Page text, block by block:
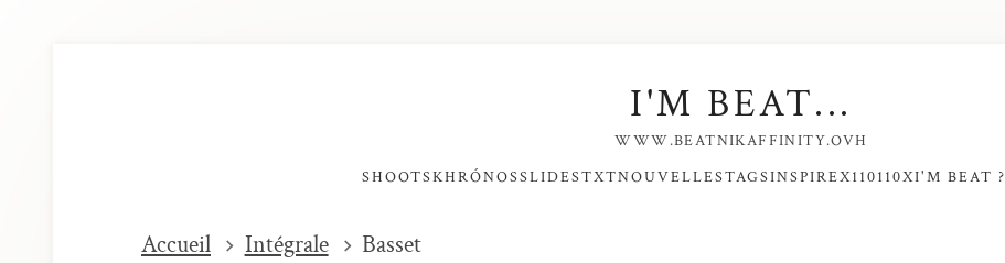
I'M BEAT...
WWW.BEATNIKAFFINITY.OVH
SHOOTSKHRÓNOSSLIDESTXTNOUVELLESTAGSINSPIREX110110XI'M BEAT ?
Accueil Intégrale Basset